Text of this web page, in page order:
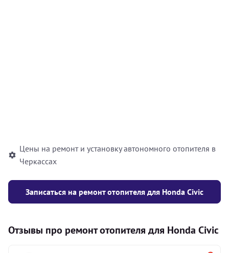
Цены на ремонт и установку автономного отопителя в
Черкассах
Записаться на ремонт отопителя для Honda Civic
Отзывы про ремонт отопителя для Honda Civic